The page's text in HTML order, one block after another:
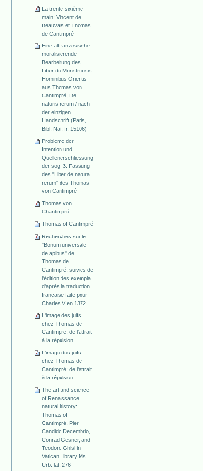
La trente-sixième
main: Vincent de
Beauvais et Thomas
de Cantimpré
Eine altfranzösische
moralisierende
Bearbeitung des
Liber de Monstruosis
Hominibus Orientis
aus Thomas von
Cantimpré, De
naturis rerum / nach
der einzigen
Handschrift (Paris,
Bibl. Nat. fr. 15106)
Probleme der
Intention und
Quellenerschliessung
der sog. 3. Fassung
des "Liber de natura
rerum" des Thomas
von Cantimpré
Thomas von
Chantimpré
Thomas of Cantimpré
Recherches sur le
"Bonum universale
de apibus" de
Thomas de
Cantimpré, suivies de
l'édition des exempla
d'après la traduction
française faite pour
Charles V en 1372
L'image des juifs
chez Thomas de
Cantimpré: de l'attrait
à la répulsion
L'image des juifs
chez Thomas de
Cantimpré: de l'attrait
à la répulsion
The art and science
of Renaissance
natural history:
Thomas of
Cantimpré, Pier
Candido Decembrio,
Conrad Gesner, and
Teodoro Ghisi in
Vatican Library Ms.
Urb. lat. 276